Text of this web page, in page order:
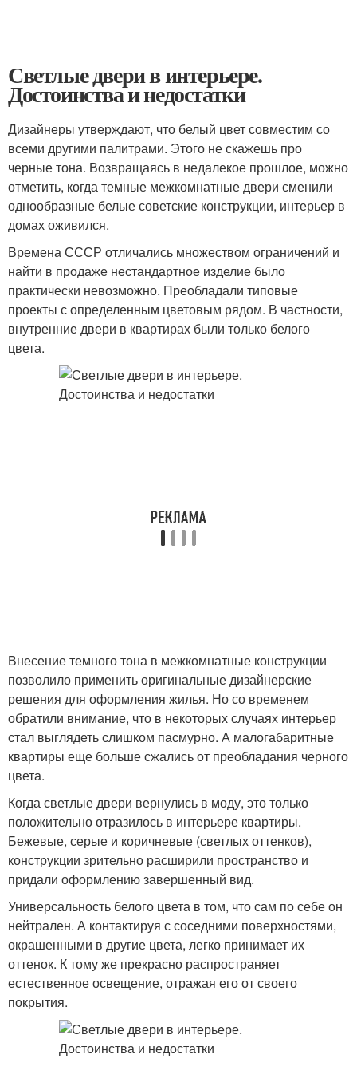
Светлые двери в интерьере.
Достоинства и недостатки
Дизайнеры утверждают, что белый цвет совместим со
всеми другими палитрами. Этого не скажешь про
черные тона. Возвращаясь в недалекое прошлое, можно
отметить, когда темные межкомнатные двери сменили
однообразные белые советские конструкции, интерьер в
домах оживился.
Времена СССР отличались множеством ограничений и
найти в продаже нестандартное изделие было
практически невозможно. Преобладали типовые
проекты с определенным цветовым рядом. В частности,
внутренние двери в квартирах были только белого
цвета.
Внесение темного тона в межкомнатные конструкции
позволило применить оригинальные дизайнерские
решения для оформления жилья. Но со временем
обратили внимание, что в некоторых случаях интерьер
стал выглядеть слишком пасмурно. А малогабаритные
квартиры еще больше сжались от преобладания черного
цвета.
Когда светлые двери вернулись в моду, это только
положительно отразилось в интерьере квартиры.
Бежевые, серые и коричневые (светлых оттенков),
конструкции зрительно расширили пространство и
придали оформлению завершенный вид.
Универсальность белого цвета в том, что сам по себе он
нейтрален. А контактируя с соседними поверхностями,
окрашенными в другие цвета, легко принимает их
оттенок. К тому же прекрасно распространяет
естественное освещение, отражая его от своего
покрытия.